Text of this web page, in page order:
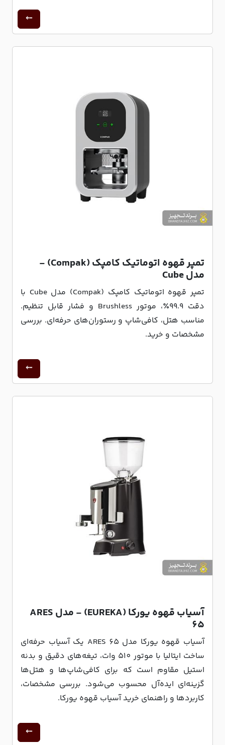
تمپر قهوه اتوماتیک کامپک (Compak) -
مدل Cube
تمپر قهوه اتوماتیک کامپک (Compak) مدل Cube با
دقت 99.9٪، موتور Brushless و فشار قابل تنظیم.
مناسب هتل، کافی‌شاپ و رستوران‌های حرفه‌ای. بررسی
مشخصات و خرید.
آسیاب قهوه یورکا (EUREKA) - مدل ARES
65
آسیاب قهوه یورکا مدل ARES 65 یک آسیاب حرفه‌ای
ساخت ایتالیا با موتور 510 وات، تیغه‌های دقیق و بدنه
استیل مقاوم است که برای کافی‌شاپ‌ها و هتل‌ها
گزینه‌ای ایده‌آل محسوب می‌شود. بررسی مشخصات،
کاربردها و راهنمای خرید آسیاب قهوه یورکا.